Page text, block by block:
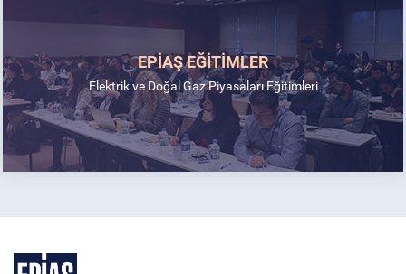
EPİAŞ EĞİTİMLER
Elektrik ve Doğal Gaz Piyasaları Eğitimleri